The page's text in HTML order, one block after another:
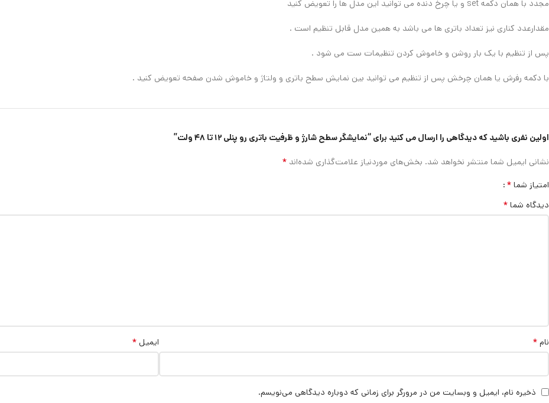
مجدد با همان دکمه set و یا چرخ دنده می توانید این مدل ها را تعویض کنید
مقدارعدد کناری نیز تعداد باتری ها می باشد به همین مدل قابل تنظیم است .
پس از تنظیم با یک بار روشن و خاموش کردن تنظیمات ست می شود .
با دکمه رفرش یا همان چرخش پس از تنظیم می توانید بین نمایش سطح باتری و ولتاژ و خاموش شدن صفحه تعویض کنید .
اولین نفری باشید که دیدگاهی را ارسال می کنید برای “نمایشگر سطح شارژ و ظرفیت باتری رو پنلی ۱۲ تا ۴۸ ولت”
نشانی ایمیل شما منتشر نخواهد شد. بخش‌های موردنیاز علامت‌گذاری شده‌اند *
امتیاز شما *
دیدگاه شما *
نام * ایمیل *
ذخیره نام، ایمیل و وبسایت من در مرورگر برای زمانی که دوباره دیدگاهی می‌نویسم.